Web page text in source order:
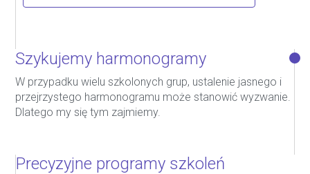
Szykujemy harmonogramy
W przypadku wielu szkolonych grup, ustalenie jasnego i
przejrzystego harmonogramu może stanowić wyzwanie.
Dlatego my się tym zajmiemy.
Precyzyjne programy szkoleń